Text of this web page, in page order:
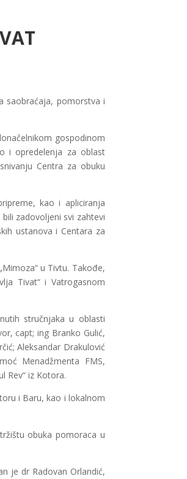
saobraćaja, pomorstva i
gospodinom
i opredelenja za oblast
Centra za obuku
kao i apliciranja
zadovoljeni svi zahtevi
ustanova i Centara za
u Tivtu. Takođe,
Tivat“ i Vatrogasnom
stručnjaka u oblasti
capt; ing Branko Gulić,
Aleksandar Drakulović
Menadžmenta FMS,
Rev“ iz Kotora.
i Baru, kao i lokalnom
obuka pomoraca u
je dr Radovan Orlandić,